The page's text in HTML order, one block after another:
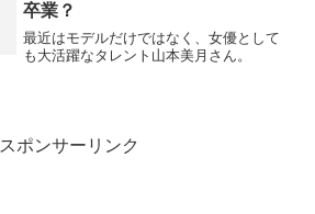
卒業？
最近はモデルだけではなく、女優として
も大活躍なタレント山本美月さん。
スポンサーリンク